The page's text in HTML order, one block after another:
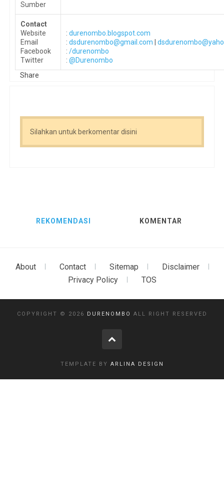
Sumber
Contact
Website
Email
Facebook
Twitter
: durenombo.blogspot.com
: dsdurenombo@gmail.com
: /durenombo
: @Durenombo
Share
Silahkan untuk berkomentar disini
REKOMENDASI KOMENTAR
About Contact Sitemap
Disclaimer
Privacy Policy
TOS
COPYRIGHT © 2026 DURENOMBO ALL RIGHT RESERVED
TEMPLATE BY ARLINA DESIGN